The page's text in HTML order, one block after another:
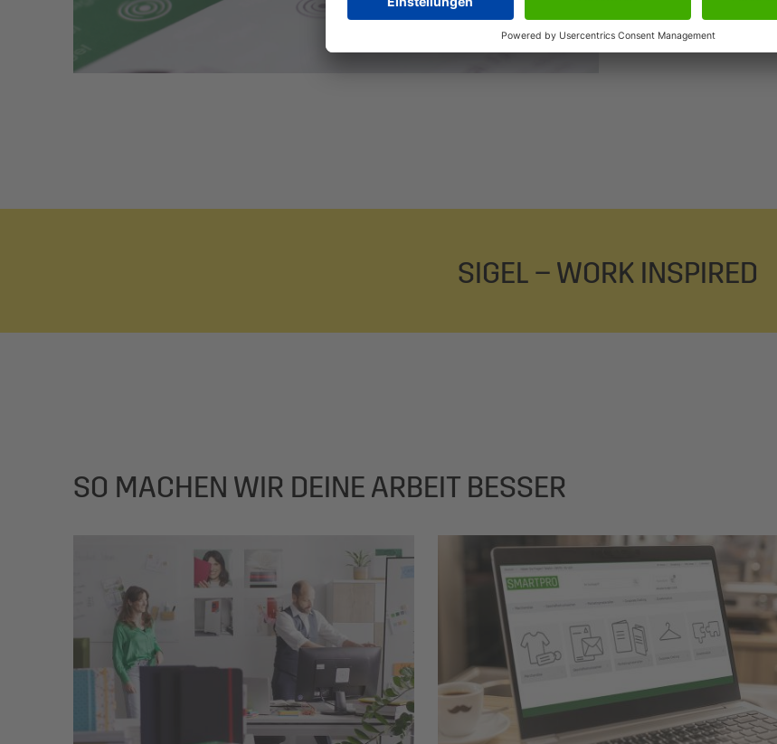
SIGEL – WORK INSPIRED
SO MACHEN WIR DEINE ARBEIT BESSER